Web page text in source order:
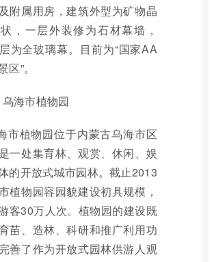
附属用房，建筑外型为矿物晶
，一层外装修为石材幕墙，
为全玻璃幕。目前为“国家AA
”。
海市植物园
市植物园位于内蒙古乌海市区
一处集育林、观赏、休闲、娱
的开放式城市园林。截止2013
植物园容园貌建设初具规模，
客30万人次。植物园的建设既
苗、造林、科研和推广利用功
善了作为开放式园林供游人观